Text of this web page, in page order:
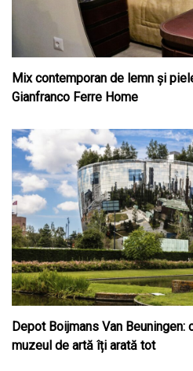
Mix contemporan de lemn şi
Gianfranco Ferre Home
Depot Boijmans Van Beuningen:
muzeul de artă îți arată tot